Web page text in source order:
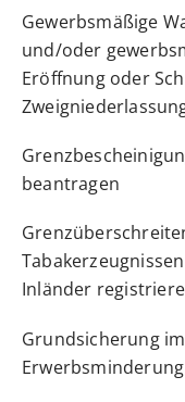
Gewerbsmäßige
und/oder
Eröffnung oder
beantragen
Inländer
Grundsicherung